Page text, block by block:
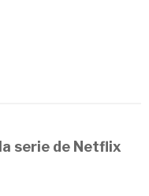
serie de Netflix